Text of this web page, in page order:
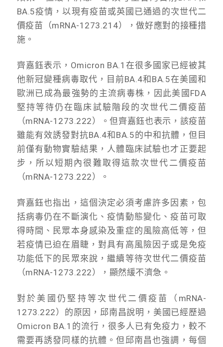
BA.5疫情，以現有疫苗或英國已通過的次世代二
價疫苗（mRNA-1273.214），做好應對的接種措
施。
齊嘉鈺表示，Omicron BA.1在很多國家已經被其
他新冠變種病毒取代，目前BA.4和BA.5在美國和
歐洲已成為最強勢的主流病毒株，因此美國FDA
堅持等待仍在臨床試驗階段的次世代二價疫苗
（mRNA-1273.222）。但齊嘉鈺也表示，該疫苗
雖能有效誘發對抗BA.4和BA.5的中和抗體，但目
前僅有動物實驗結果，人體臨床試驗也才正要起
步，所以短期內很難取得這款次世代二價疫苗
（mRNA-1273.222）。
齊嘉鈺也指出，這個決定必須考慮許多因素，包
括病毒仍在不斷演化、疫情動態變化、疫苗可取
得時間、民眾本身感染及重症的風險高低等，但
若疫情已迫在眉睫，對具有高風險因子或是免疫
功能低下的民眾來說，繼續等待次世代二價疫苗
（mRNA-1273.222），顯然緩不濟急。
對於美國仍堅持等次世代二價疫苗（mRNA-
1273.222）的原因，邱南昌說明，美國已經歷過
Omicron BA.1的流行，很多人已有免疫力，較不
需要再誘發同樣的抗體。但邱南昌也強調，每個